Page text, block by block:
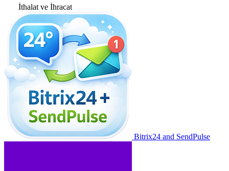
İthalat ve İhracat
Bitrix24 and SendPulse